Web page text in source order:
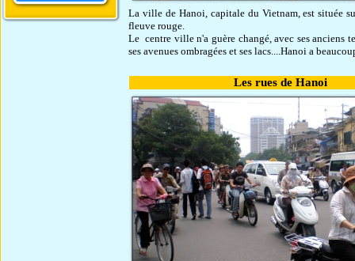
La ville de Hanoi, capitale du Vietnam, est située
fleuve rouge.
Le centre ville n'a guère changé, avec ses anciens
ses avenues ombragées et ses lacs....Hanoi a
Les rues de Hanoi